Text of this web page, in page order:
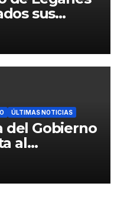
sus
y
Fiestas
ÚLTIMAS NOTICIAS
del Gobierno
al
Pinto por
seguridad